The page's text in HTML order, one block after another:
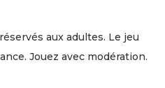
aux adultes. Le jeu
Jouez avec modération.